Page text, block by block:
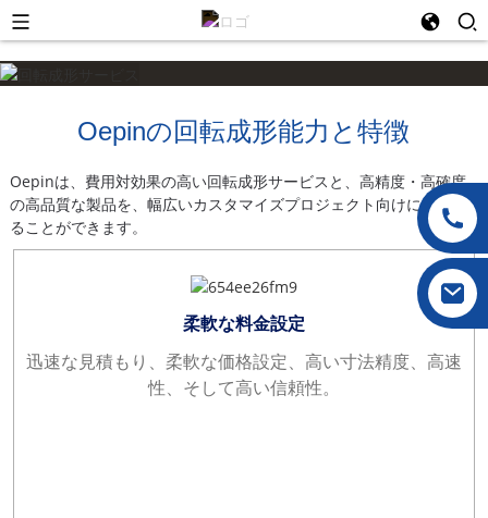
Oepinの回転成形能力と特徴
Oepinは、費用対効果の高い回転成形サービスと、高精度・高確度
の高品質な製品を、幅広いカスタマイズプロジェクト向けに提供す
ることができます。
柔軟な料金設定
迅速な見積もり、柔軟な価格設定、高い寸法精度、高速
性、そして高い信頼性。